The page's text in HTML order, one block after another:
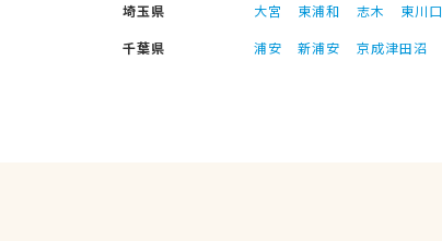
埼玉県
大宮 東浦和 志木 東川口
千葉県
浦安 新浦安 京成津田沼